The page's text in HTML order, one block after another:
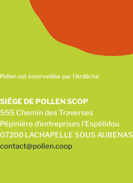
Pollen est émerveillée par l’Ardéche
SIÈGE DE POLLEN SCOP
555 Chemin des Traverses
Pépinière d’entreprises l’Espélidou
07200 LACHAPELLE SOUS AUBENAS
contact@pollen.coop